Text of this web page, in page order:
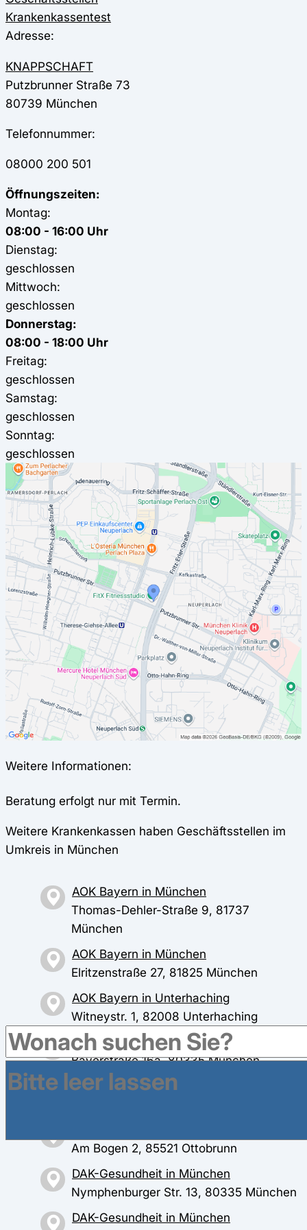
Krankenkassentest
Adresse:
KNAPPSCHAFT
Putzbrunner Straße 73
80739 München
Telefonnummer:
08000 200 501
Öffnungszeiten:
Montag:
08:00 - 16:00 Uhr
Dienstag:
geschlossen
Mittwoch:
geschlossen
Donnerstag:
08:00 - 18:00 Uhr
Freitag:
geschlossen
Samstag:
geschlossen
Sonntag:
geschlossen
Weitere Informationen:
Beratung erfolgt nur mit Termin.
Weitere Krankenkassen haben Geschäftsstellen im
Umkreis in München
AOK Bayern in München
Thomas-Dehler-Straße 9, 81737
München
AOK Bayern in München
Elritzenstraße 27, 81825 München
AOK Bayern in Unterhaching
Witneystr. 1, 82008 Unterhaching
BAHN-BKK in München
Bayerstraße 16a, 80335 München
BARMER in München
Am Bogen 2, 85521 Ottobrunn
DAK-Gesundheit in München
Nymphenburger Str. 13, 80335 München
DAK-Gesundheit in München